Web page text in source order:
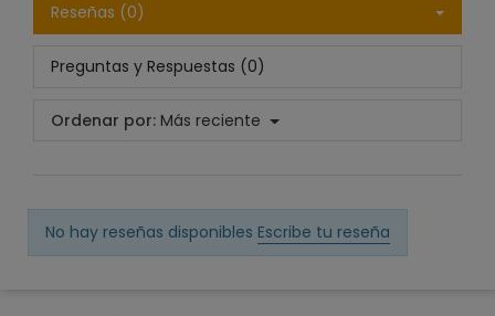
Reseñas (0)
Preguntas y Respuestas (0)
Ordenar por: Más reciente
No hay reseñas disponibles Escribe tu reseña